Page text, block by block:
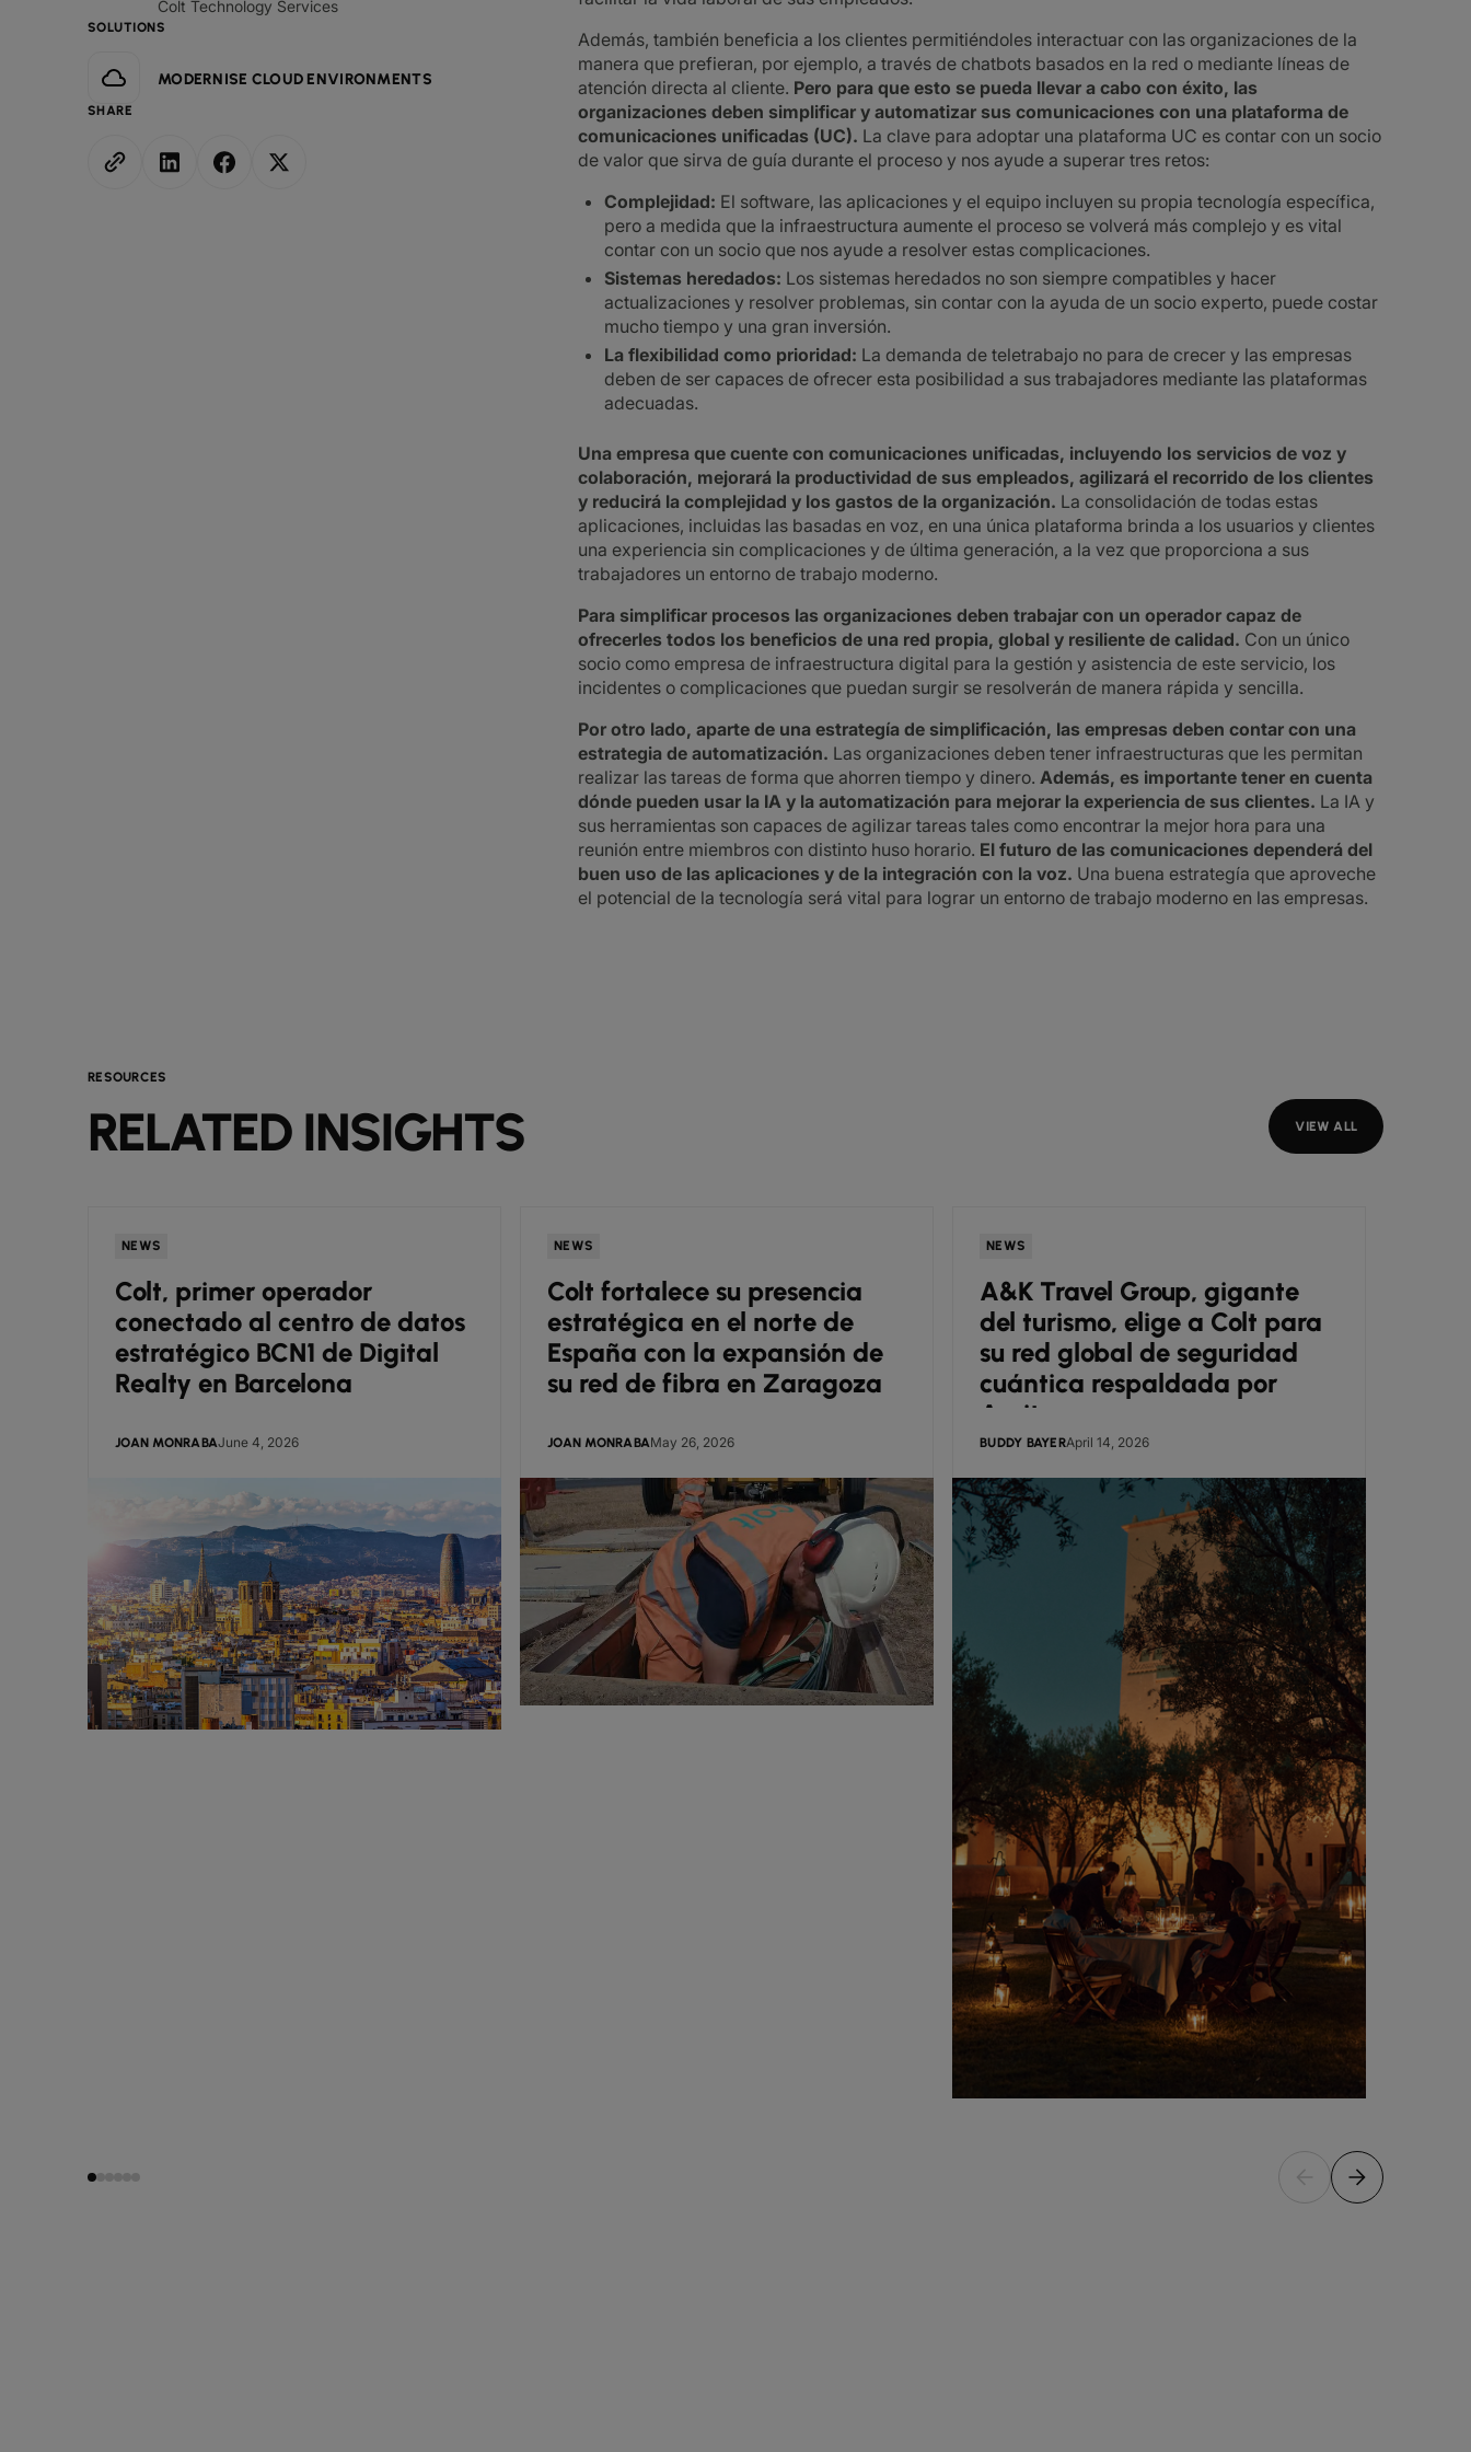
Colt Technology Services
SOLUTIONS
MODERNISE CLOUD ENVIRONMENTS
SHARE
Además, también beneficia a los clientes permitiéndoles interactuar con las organizaciones de la
manera que prefieran, por ejemplo, a través de chatbots basados en la red o mediante líneas de
atención directa al cliente. Pero para que esto se pueda llevar a cabo con éxito, las
organizaciones deben simplificar y automatizar sus comunicaciones con una plataforma de
comunicaciones unificadas (UC). La clave para adoptar una plataforma UC es contar con un socio
de valor que sirva de guía durante el proceso y nos ayude a superar tres retos:
Complejidad: El software, las aplicaciones y el equipo incluyen su propia tecnología específica,
pero a medida que la infraestructura aumente el proceso se volverá más complejo y es vital
contar con un socio que nos ayude a resolver estas complicaciones.
Sistemas heredados: Los sistemas heredados no son siempre compatibles y hacer
actualizaciones y resolver problemas, sin contar con la ayuda de un socio experto, puede costar
mucho tiempo y una gran inversión.
La flexibilidad como prioridad: La demanda de teletrabajo no para de crecer y las empresas
deben de ser capaces de ofrecer esta posibilidad a sus trabajadores mediante las plataformas
adecuadas.
Una empresa que cuente con comunicaciones unificadas, incluyendo los servicios de voz y
colaboración, mejorará la productividad de sus empleados, agilizará el recorrido de los clientes
y reducirá la complejidad y los gastos de la organización. La consolidación de todas estas
aplicaciones, incluidas las basadas en voz, en una única plataforma brinda a los usuarios y clientes
una experiencia sin complicaciones y de última generación, a la vez que proporciona a sus
trabajadores un entorno de trabajo moderno.
Para simplificar procesos las organizaciones deben trabajar con un operador capaz de
ofrecerles todos los beneficios de una red propia, global y resiliente de calidad. Con un único
socio como empresa de infraestructura digital para la gestión y asistencia de este servicio, los
incidentes o complicaciones que puedan surgir se resolverán de manera rápida y sencilla.
Por otro lado, aparte de una estrategía de simplificación, las empresas deben contar con una
estrategia de automatización. Las organizaciones deben tener infraestructuras que les permitan
realizar las tareas de forma que ahorren tiempo y dinero. Además, es importante tener en cuenta
dónde pueden usar la IA y la automatización para mejorar la experiencia de sus clientes. La IA y
sus herramientas son capaces de agilizar tareas tales como encontrar la mejor hora para una
reunión entre miembros con distinto huso horario. El futuro de las comunicaciones dependerá del
buen uso de las aplicaciones y de la integración con la voz. Una buena estrategía que aproveche
el potencial de la tecnología será vital para lograr un entorno de trabajo moderno en las empresas.
RESOURCES
RELATED INSIGHTS VIEW ALL
NEWS
Colt, primer operador
conectado al centro de datos
estratégico BCN1 de Digital
Realty en Barcelona
JOAN MONRABAJune 4, 2026
NEWS
Colt fortalece su presencia
estratégica en el norte de
España con la expansión de
su red de fibra en Zaragoza
JOAN MONRABAMay 26, 2026
NEWS
A&K Travel Group, gigante
del turismo, elige a Colt para
su red global de seguridad
cuántica respaldada por
Arqit
BUDDY BAYERApril 14, 2026